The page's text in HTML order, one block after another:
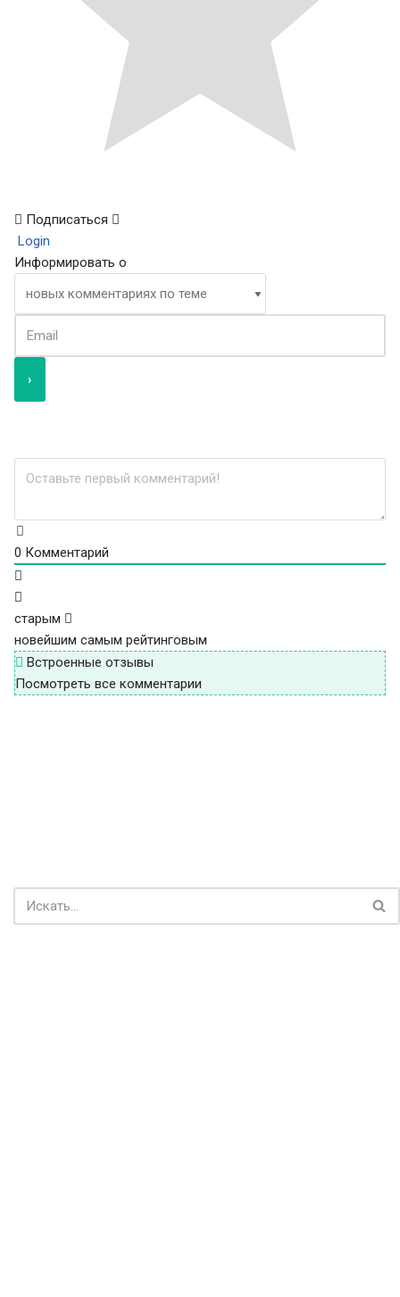
Подписаться
Login
Информировать о
0 Комментарий
старым
новейшим самым рейтинговым
Встроенные отзывы
Посмотреть все комментарии